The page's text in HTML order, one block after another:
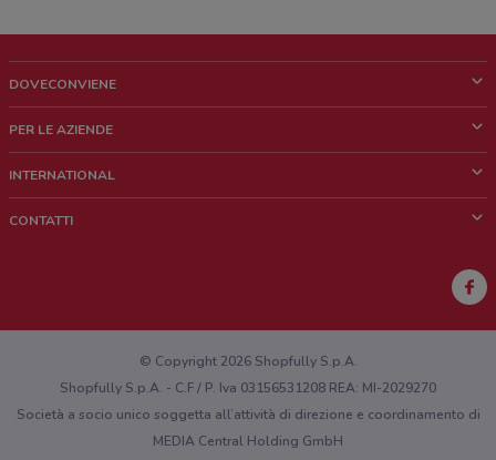
DOVECONVIENE
Chi siamo
Lavora con noi
PER LE AZIENDE
Richieste commerciali e marketing
INTERNATIONAL
CONTATTI
Hai un malfunzionamento sul web o sull'app?
© Copyright 2026 Shopfully S.p.A.
Shopfully S.p.A. - C.F / P. Iva 03156531208 REA: MI-2029270
Società a socio unico soggetta all’attività di direzione e coordinamento di
MEDIA Central Holding GmbH